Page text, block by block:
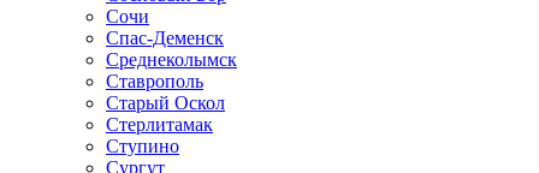
Сочи
Спас-Деменск
Среднеколымск
Ставрополь
Старый Оскол
Стерлитамак
Ступино
Сургут